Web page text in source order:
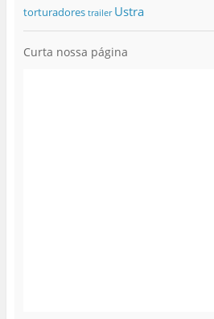
torturadores trailer Ustra
Curta nossa página